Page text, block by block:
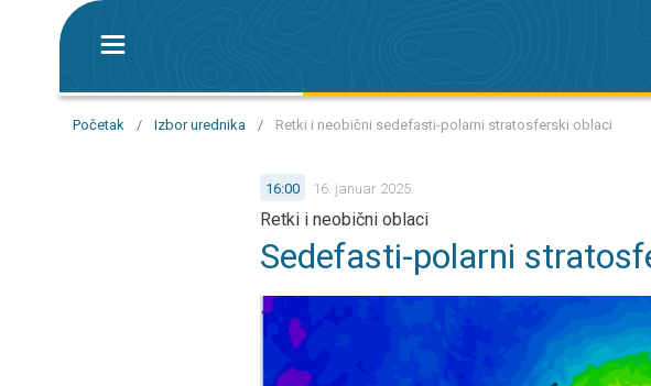
Početak / Izbor urednika / Retki i neobični sedefasti-polarni stratosferski oblaci
16:00 16. januar 2025.
Retki i neobični oblaci
Sedefasti-polarni